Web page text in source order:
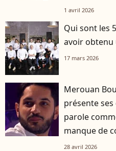
1 avril 2026
Qui sont les
avoir obtenu
17 mars 2026
Merouan
présente
parole
manque de
28 avril 2026